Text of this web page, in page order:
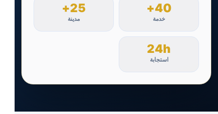
40+
خدمة
25+
مدينة
24h
استجابة